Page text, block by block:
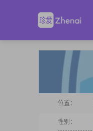
位置：
性别：